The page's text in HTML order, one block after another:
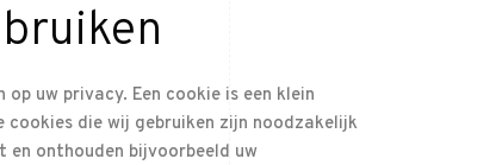
uw privacy. Een cookie is een klein
die wij gebruiken zijn noodzakelijk
en onthouden bijvoorbeeld uw